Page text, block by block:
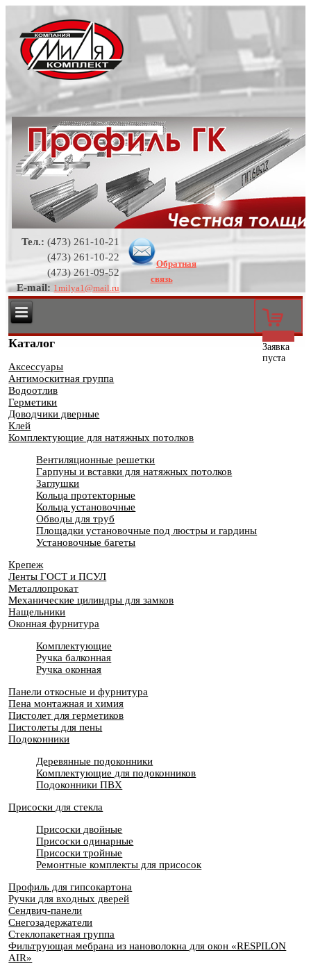
Тел.: (473) 261-10-21
(473) 261-10-22
(473) 261-09-52
E-mail: 1milya1@mail.ru
Обратная
связь
0
Заявка
пуста
Каталог
Аксессуары
Антимоскитная группа
Водоотлив
Герметики
Доводчики дверные
Клей
Комплектующие для натяжных потолков
Вентиляционные решетки
Гарпуны и вставки для натяжных потолков
Заглушки
Кольца протекторные
Кольца установочные
Обводы для труб
Площадки установочные под люстры и гардины
Установочные багеты
Крепеж
Ленты ГОСТ и ПСУЛ
Металлопрокат
Механические цилиндры для замков
Нащельники
Оконная фурнитура
Комплектующие
Ручка балконная
Ручка оконная
Панели откосные и фурнитура
Пена монтажная и химия
Пистолет для герметиков
Пистолеты для пены
Подоконники
Деревянные подоконники
Комплектующие для подоконников
Подоконники ПВХ
Присоски для стекла
Присоски двойные
Присоски одинарные
Присоски тройные
Ремонтные комплекты для присосок
Профиль для гипсокартона
Ручки для входных дверей
Сендвич-панели
Снегозадержатели
Стеклопакетная группа
Фильтрующая мебрана из нановолокна для окон «RESPILON
AIR»